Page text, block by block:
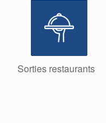
Sorties restaurants